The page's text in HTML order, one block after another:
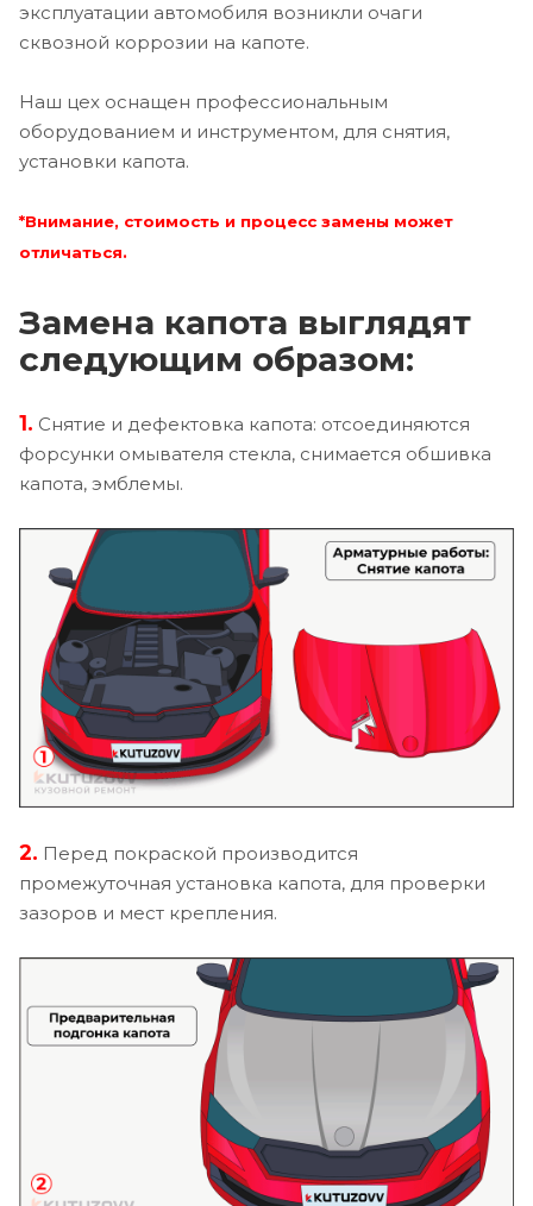
эксплуатации автомобиля возникли очаги
сквозной коррозии на капоте.
Наш цех оснащен профессиональным
оборудованием и инструментом, для снятия,
установки капота.
*Внимание, стоимость и процесс замены может
отличаться.
Замена капота выглядят
следующим образом:
1. Снятие и дефектовка капота: отсоединяются
форсунки омывателя стекла, снимается обшивка
капота, эмблемы.
2. Перед покраской производится
промежуточная установка капота, для проверки
зазоров и мест крепления.